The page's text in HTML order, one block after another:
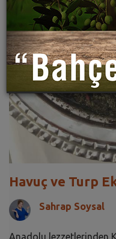
Havuç ve Turp
Sahrap Soysal
Anadolu lezzetlerinden